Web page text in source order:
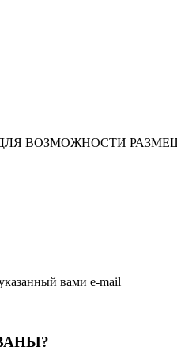
ВОЗМОЖНОСТИ
вами e-mail